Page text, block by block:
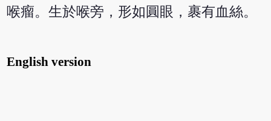
喉瘤。生於喉旁，形如圓眼，裹有血絲。
English version